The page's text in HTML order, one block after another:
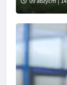
Снимка: БТА